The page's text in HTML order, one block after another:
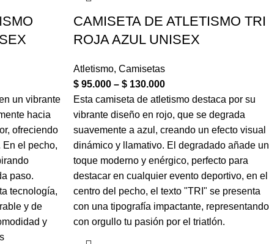
un vibrante
hacia
ofreciendo
En el pecho,
paso.
tecnología,
y de
y
CAMISETA DE ATLETISMO TRI
ROJA AZUL UNISEX
Atletismo, Camisetas
$95.000 – $130.000
Esta camiseta de atletismo destaca por su
vibrante diseño en rojo, que se degrada
suavemente a azul, creando un efecto visual
dinámico y llamativo. El degradado añade un
toque moderno y enérgico, perfecto para
destacar en cualquier evento deportivo, en el
centro del pecho, el texto "TRI" se presenta
con una tipografía impactante, representando
con orgullo tu pasión por el triatlón.